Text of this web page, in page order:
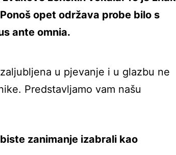
opet održava probe bilo s
ante omnia.
u pjevanje i u glazbu ne
Predstavljamo vam našu
zanimanje izabrali kao